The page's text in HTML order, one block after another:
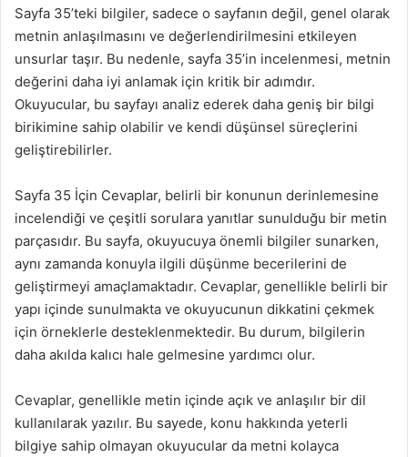
Sayfa 35’teki bilgiler, sadece o sayfanın değil, genel olarak
metnin anlaşılmasını ve değerlendirilmesini etkileyen
unsurlar taşır. Bu nedenle, sayfa 35’in incelenmesi, metnin
değerini daha iyi anlamak için kritik bir adımdır.
Okuyucular, bu sayfayı analiz ederek daha geniş bir bilgi
birikimine sahip olabilir ve kendi düşünsel süreçlerini
geliştirebilirler.
Sayfa 35 İçin Cevaplar, belirli bir konunun derinlemesine
incelendiği ve çeşitli sorulara yanıtlar sunulduğu bir metin
parçasıdır. Bu sayfa, okuyucuya önemli bilgiler sunarken,
aynı zamanda konuyla ilgili düşünme becerilerini de
geliştirmeyi amaçlamaktadır. Cevaplar, genellikle belirli bir
yapı içinde sunulmakta ve okuyucunun dikkatini çekmek
için örneklerle desteklenmektedir. Bu durum, bilgilerin
daha akılda kalıcı hale gelmesine yardımcı olur.
Cevaplar, genellikle metin içinde açık ve anlaşılır bir dil
kullanılarak yazılır. Bu sayede, konu hakkında yeterli
bilgiye sahip olmayan okuyucular da metni kolayca